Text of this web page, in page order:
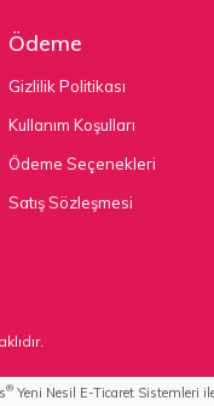
Ödeme
Gizlilik Politikası
Kullanım Koşulları
Ödeme Seçenekleri
Satış Sözleşmesi
®Yeni Nesil E-Ticaret Sistemleri ile